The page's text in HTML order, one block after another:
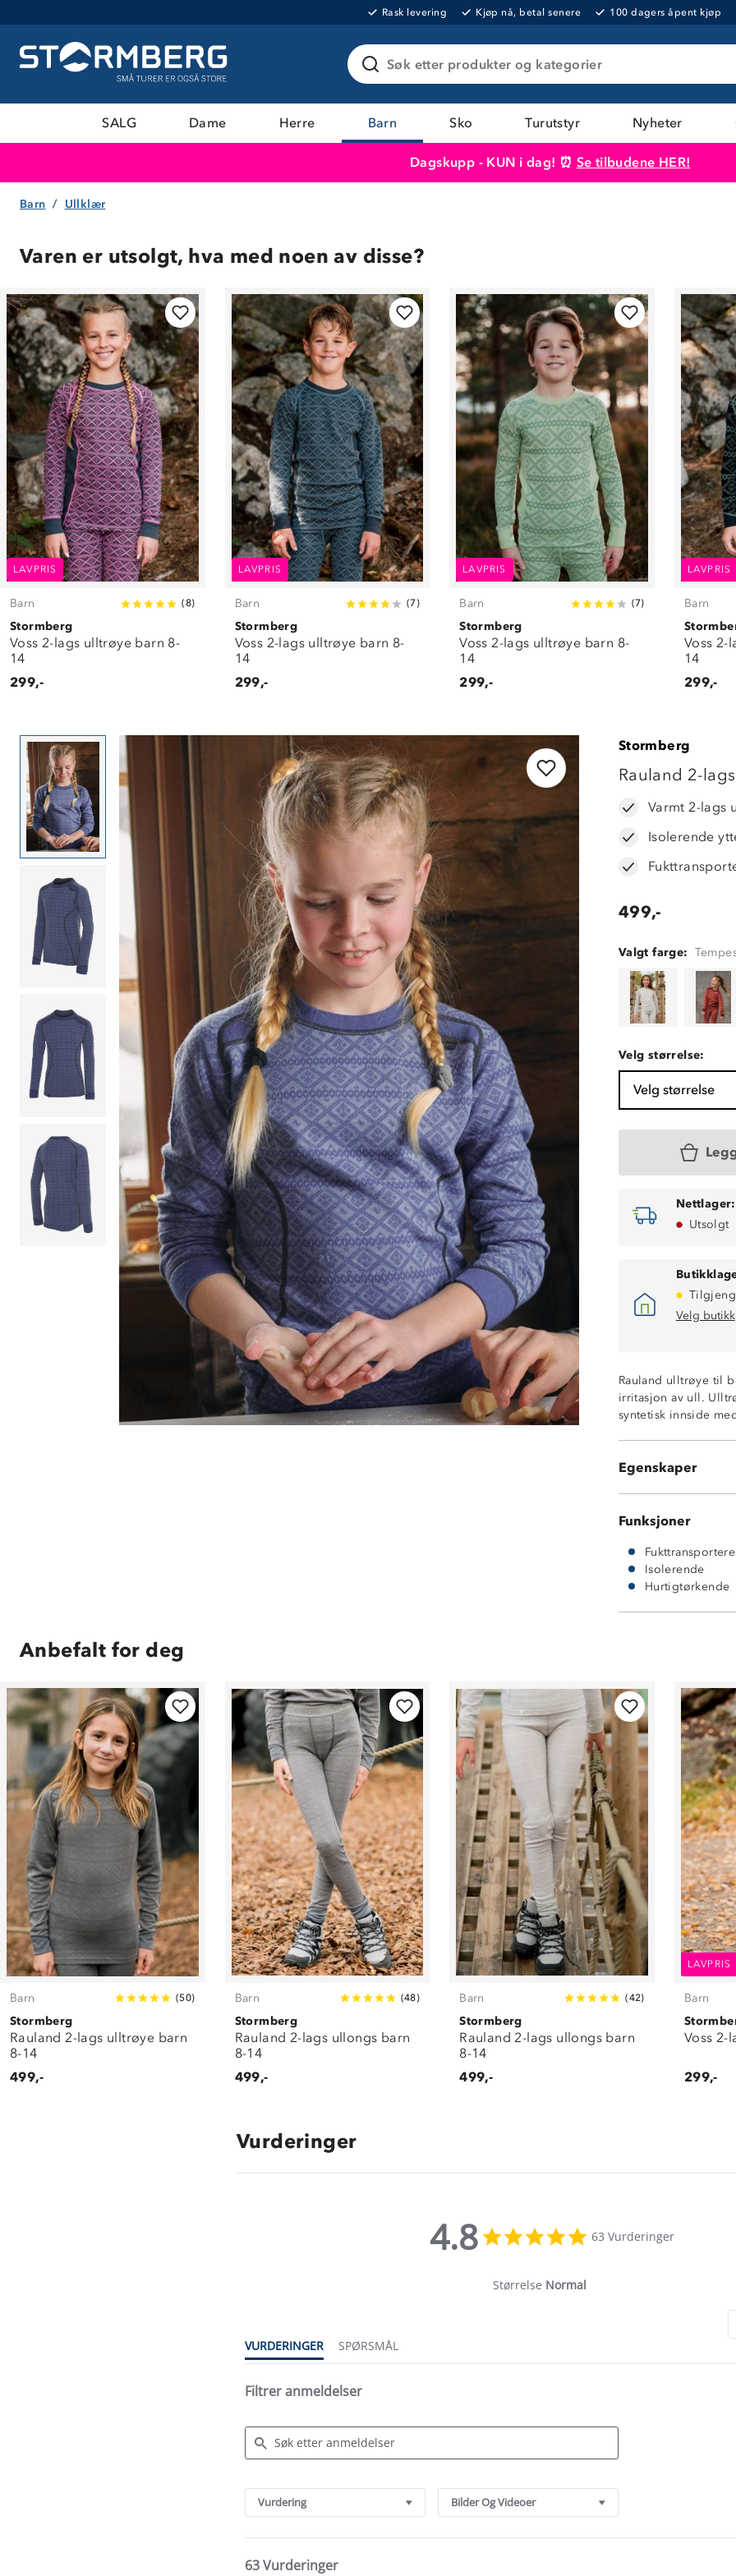
Rask levering Kjøp nå, betal senere 100 dagers åpent kjøp
Søk etter produkter og kategorier
SALG Dame Herre Barn Sko Turutstyr Nyheter
Dagskupp - KUN i dag! ⏰ Se tilbudene HER!
Barn Ullklær
Varen er utsolgt, hva med noen av disse?
LAVPRIS
Barn (8)
Stormberg
Voss 2-lags ulltrøye barn 8-
14
299,-
LAVPRIS
Barn (7)
Stormberg
Voss 2-lags ulltrøye barn 8-
14
299,-
LAVPRIS
Barn (7)
Stormberg
Voss 2-lags ulltrøye barn 8-
14
299,-
LAVPRIS
Barn
Voss 2-
14
299,-
Stormberg
Rauland 2-
Varmt 2-lags
Isolerende
499,-
Valgt farge:
Velg størrelse:
Velg størrelse
Nettlager:
Utsolgt
Velg butikk
Rauland ulltrøye til
irritasjon av ull.
syntetisk innside
Egenskaper
Hurtigtørkende
MerinoPoly 2L™
Litt nupping
Funksjoner
Isolerende
Hurtigtørkende
Anbefalt for deg
Barn (50)
Stormberg
Rauland 2-lags ulltrøye barn
8-14
499,-
Barn (48)
Stormberg
Rauland 2-lags ullongs barn
8-14
499,-
Barn (42)
Stormberg
Rauland 2-lags ullongs barn
8-14
499,-
LAVPRIS
Barn
Voss 2-
299,-
Vurderinger
4.8
star
63 Vurderinger
Størrelse Normal
VURDERINGER SPØRSMÅL
Filtrer anmeldelser
Reviews
Vurdering Bilder Og Videoer
63 Vurderinger